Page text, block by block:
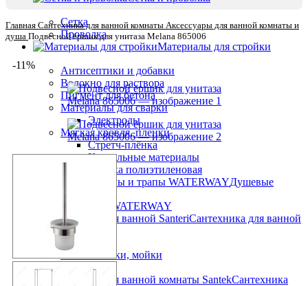
Сетка
Проволка
Материалы для стройки
Антисептики и добавки
Волокно для раствора
Пигмент для бетона
Материалы для сварки
Электроды
Мягкая кровля, пленки
Стретч-плёнка
Кровельные материалы
Пленка полиэтиленовая
Душевые
каналы и трапы WATERWAY
Сантехника для ванной
Умывальники, мойки
Унитазы
Сантехника
Главная Сантехника для ванной комнаты Аксессуары для ванной комнаты и
душа Подвесной ёршик для унитаза Melana 865006
-11%